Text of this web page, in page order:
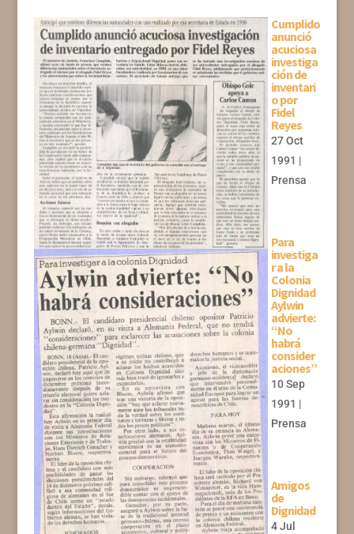
Cumplido
anunció
acuciosa
investiga
ción de
inventari
o por
Fidel
Reyes
27 Oct
1991 |
Prensa
Para
investiga
r a la
Colonia
Dignidad
Aylwin
advierte:
“No
habrá
consider
aciones”
10 Sep
1991 |
Prensa
Amigos
de
Dignidad
4 Jul